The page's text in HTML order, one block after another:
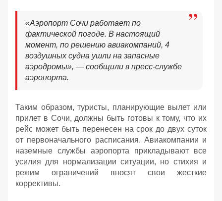
«Аэропорт Сочи работает по
фактической погоде. В настоящий
момент, по решению авиакомпаний, 4
воздушных судна ушли на запасные
аэродромы», — сообщили в пресс-службе
аэропорта.
Таким образом, туристы, планирующие вылет или
прилет в Сочи, должны быть готовы к тому, что их
рейс может быть перенесен на срок до двух суток
от первоначального расписания. Авиакомпании и
наземные службы аэропорта прикладывают все
усилия для нормализации ситуации, но стихия и
режим ограничений вносят свои жесткие
коррективы.